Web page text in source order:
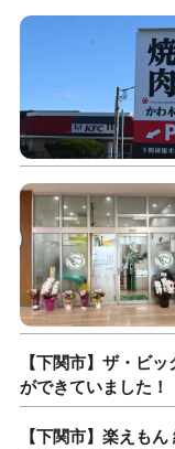
【下関市】ザ・ビ
ができていました！
【下関市】楽えも